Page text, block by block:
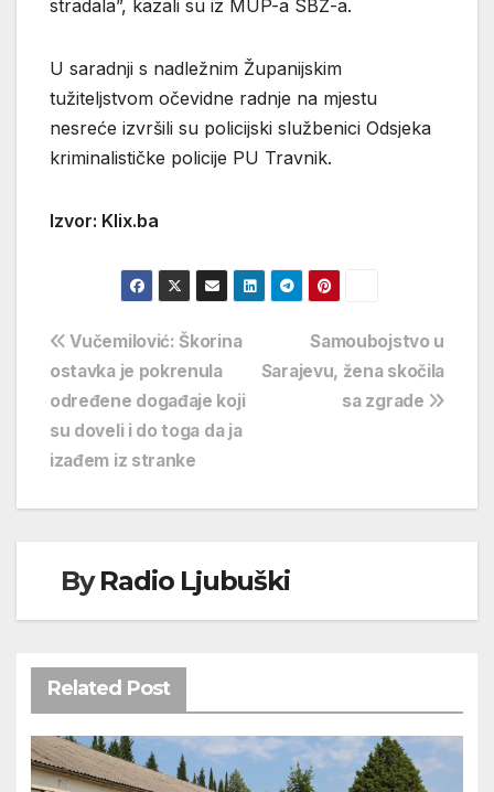
stradala”, kazali su iz MUP-a SBŽ-a.
U saradnji s nadležnim Županijskim
tužiteljstvom očevidne radnje na mjestu
nesreće izvršili su policijski službenici Odsjeka
kriminalističke policije PU Travnik.
Izvor: Klix.ba
Navigacija
objava
Samoubojstvo u
Sarajevu, žena skočila
sa zgrade
Vučemilović: Škorina
ostavka je pokrenula
određene događaje koji
su doveli i do toga da ja
izađem iz stranke
ByRadio Ljubuški
Related Post